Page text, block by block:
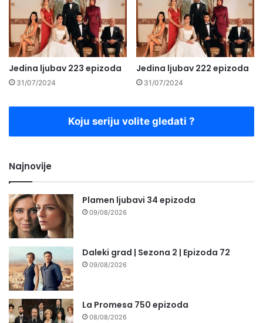
Jedina ljubav 223 epizoda
31/07/2024
Jedina ljubav 222 epizoda
31/07/2024
Koju seriju volite gledati ?
Najnovije
Plamen ljubavi 34 epizoda
09/08/2026
Daleki grad | Sezona 2 | Epizoda 72
09/08/2026
La Promesa 750 epizoda
08/08/2026